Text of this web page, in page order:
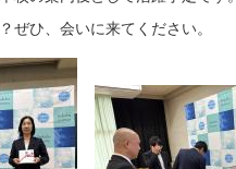
ぜひ、会いに来てください。